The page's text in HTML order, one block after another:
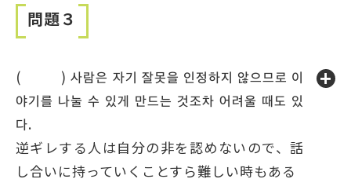
問題３
( ) 사람은 자기 잘못을 인정하지 않으므로 이
야기를 나눌 수 있게 만드는 것조차 어려울 때도 있
다.
逆ギレする人は自分の非を認めないので、話
し合いに持っていくことすら難しい時もある